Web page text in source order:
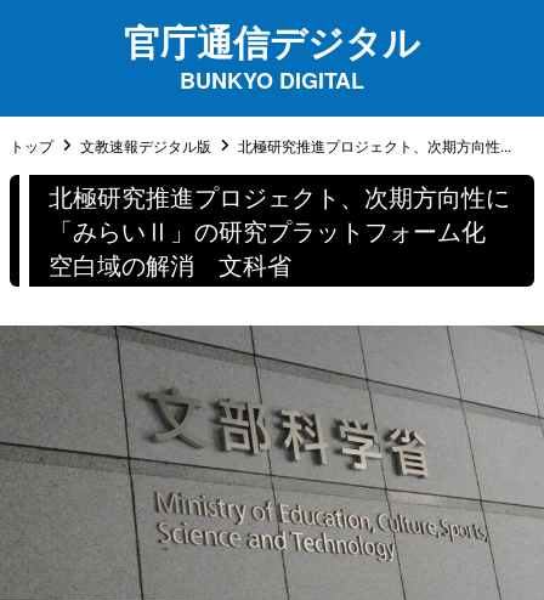
官庁通信デジタル
BUNKYO DIGITAL
トップ 文教速報デジタル版 北極研究推進プロジェクト、次期方向性...
北極研究推進プロジェクト、次期方向性に
「みらいⅡ」の研究プラットフォーム化
空白域の解消 文科省